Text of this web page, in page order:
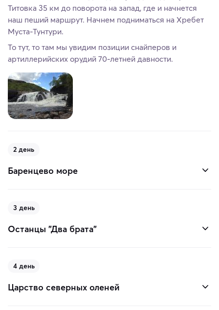
Титовка 35 км до поворота на запад, где и начнется
наш пеший маршрут. Начнем подниматься на Хребет
Муста-Тунтури.
То тут, то там мы увидим позиции снайперов и
артиллерийских орудий 70-летней давности.
2 день
Баренцево море
3 день
Останцы "Два брата"
4 день
Царство северных оленей